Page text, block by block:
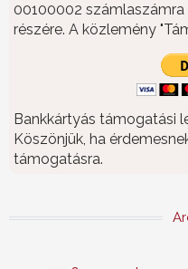
00100002
részére. A közlemény
Bankkártyás támogatási
Köszönjük, ha
támogatásra.